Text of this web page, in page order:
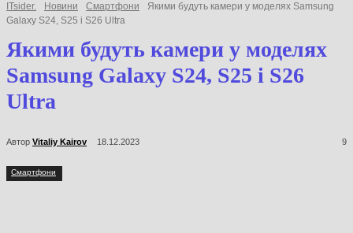
ITsider. Новини Смартфони
Якими будуть камери у моделях
Samsung Galaxy S24, S25 і S26 Ultra
Якими будуть камери у
моделях Samsung Galaxy S24,
S25 і S26 Ultra
Автор Vitaliy Kairov 18.12.2023 9
Смартфони